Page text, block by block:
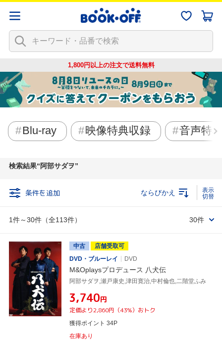
1,800円以上の注文で送料無料
Blu-ray 映像特典収録 音声特
検索結果 阿部サダヲ
条件を追加
1件～30件（全113件）
ならびかえ
30件
中古
店舗受取可
DVD・ブルーレイ
DVD
M&Oplaysプロデュース 八犬伝
阿部サダヲ,瀬戸康史,津田寛治,中村倫也,二階堂ふみ
¥3,740円
定価より2,860円（43%）おトク
獲得ポイント 34P
在庫あり